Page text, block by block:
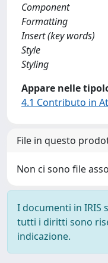
Component
Formatting
Insert (key words)
Style
Styling
Appare nelle
4.1 Contributo in
File in questo
Non ci sono file
I documenti in IRIS
tutti i diritti sono
indicazione.